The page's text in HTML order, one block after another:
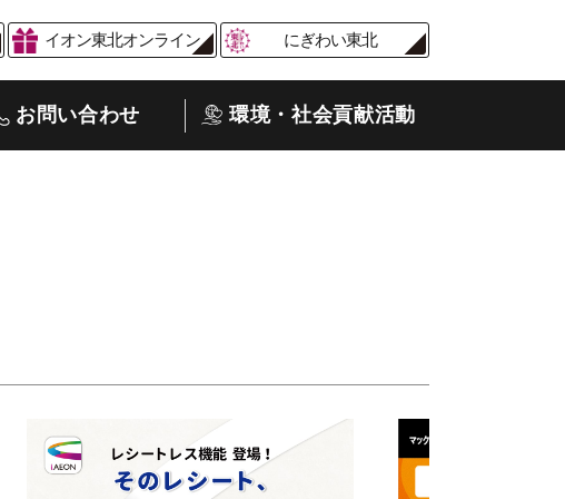
イオン東北オンライン にぎわい東北
お問い合わせ 環境・社会貢献活動